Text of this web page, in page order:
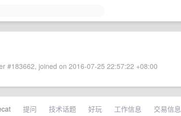
#183662, joined on 2016-07-25 22:57:22 +08:00
提问 技术话题 好玩 工作信息 交易信息